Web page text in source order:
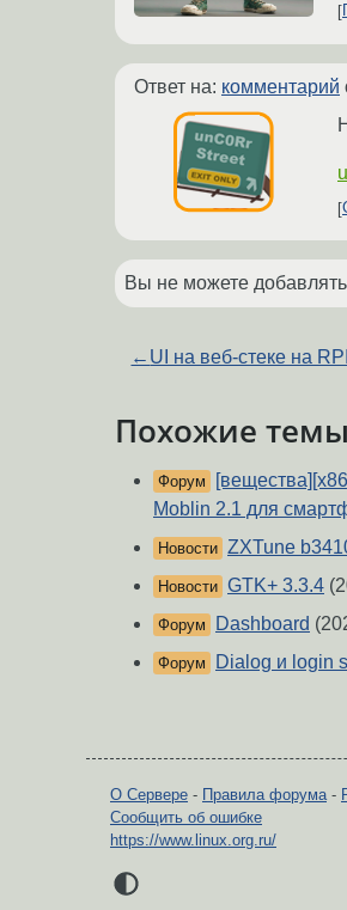
Ответ на: комментарий
Вы не можете
← UI на веб-стеке на
Похожие темы
Форум
Moblin 2.1 для
Новости ZXTune
Новости GTK+ 3.3.4
Форум Dashboard
Форум Dialog и login
О Сервере - Правила форума-
Сообщить об ошибке
https://www.linux.org.ru/